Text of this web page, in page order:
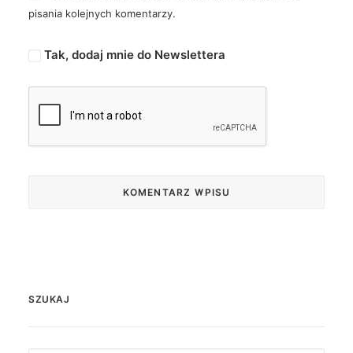
pisania kolejnych komentarzy.
Tak, dodaj mnie do Newslettera
SZUKAJ